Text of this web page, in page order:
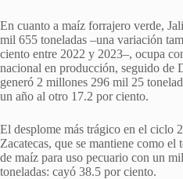
En cuanto a maíz forrajero verde,
mil 655 toneladas –una variación
ciento entre 2022 y 2023–, ocupa
nacional en producción, seguido de
generó 2 millones 296 mil 25
un año al otro 17.2 por ciento.
El desplome más trágico en el ciclo
Zacatecas, que se mantiene como
de maíz para uso pecuario con un
toneladas: cayó 38.5 por ciento.